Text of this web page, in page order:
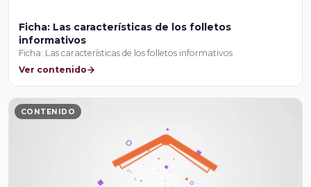
Ficha: Las características de los folletos
informativos
Ficha: Las características de los folletos informativos
Ver contenido
CONTENIDO